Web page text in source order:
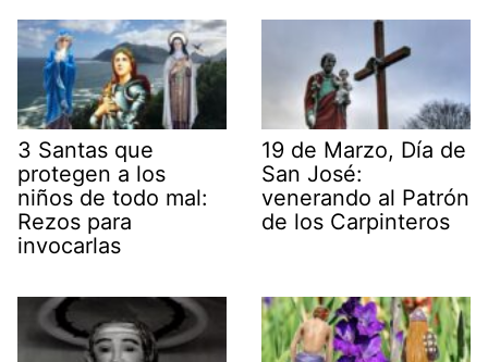
3 Santas que
protegen a los
niños de todo mal:
Rezos para
invocarlas
19 de Marzo, Día de
San José:
venerando al Patrón
de los Carpinteros